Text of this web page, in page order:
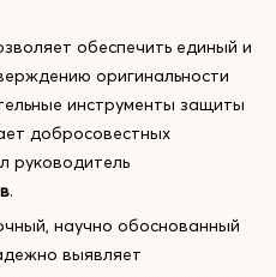
обеспечить единый и
оригинальности
инструменты защиты
добросовестных
руководитель
.
научно обоснованный
выявляет